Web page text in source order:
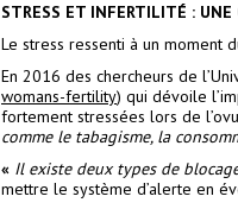
STRESS ET INFERTILITÉ :
Le stress ressenti à un moment
En 2016 des chercheurs de
womans-fertility) qui dévoile
fortement stressées lors de
comme le tabagisme, la
« Il existe deux types de
mettre le système d’alerte en